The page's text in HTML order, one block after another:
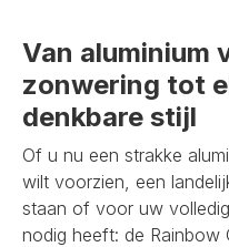
Van aluminium
zonwering tot
denkbare stijl
Of u nu een strakke
wilt voorzien, een
staan of voor uw
nodig heeft: de Rainbow